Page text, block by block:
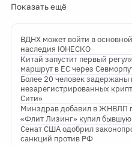
Показать ещё
ВДНХ может войти в
наследия ЮНЕСКО
Китай запустит первый
маршрут в ЕС через
Более 20 человек задержаны
незарегистрированных
Сити»
Минздрав добавил в ЖНВЛП
«Флит Лизинг» купил бывшую
Сенат США одобрил
санкций против РФ